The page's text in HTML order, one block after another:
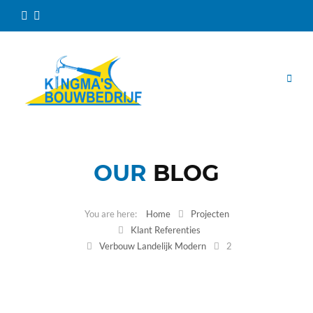
OUR BLOG
Home
Projecten
Klant Referenties
Verbouw Landelijk Modern
2